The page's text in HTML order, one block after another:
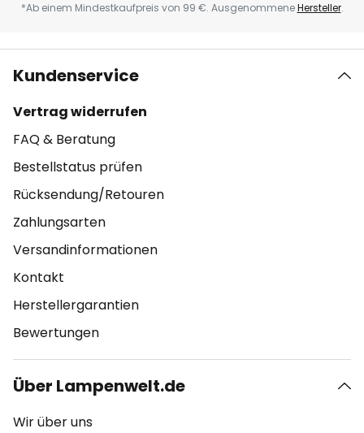
*Ab einem Mindestkaufpreis von 99 €. AusgenommeneHersteller.
Kundenservice
Vertrag widerrufen
FAQ & Beratung
Bestellstatus prüfen
Rücksendung/Retouren
Zahlungsarten
Versandinformationen
Kontakt
Herstellergarantien
Bewertungen
Über Lampenwelt.de
Wir über uns